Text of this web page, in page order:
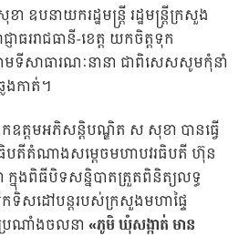
បនាយករដ្ឋមន្ដ្រី រដ្ឋមន្ដ្រីក្រសួង
ធររាជធានី-ខេត្ត យកចិត្តទុក
ទីសាធារណៈនានា ជាពិសេសសូមកុំនាំ
ងកាត់។
ឧត្តមអភិសន្ដិបណ្ឌិត ស សុខា បានធ្វើ
បតីតំណាងសម្ដេចមហាបវរធិបតី ហ៊ុន
ក្នុងពិធីបិទសន្និបាតត្រួតពិនិត្យលទ្ធ
ទិសដៅបន្ដរបស់ក្រសួងមហាផ្ទៃ
ណាំងចលនា «ភូមិ ឃុំសង្កាត់ មាន